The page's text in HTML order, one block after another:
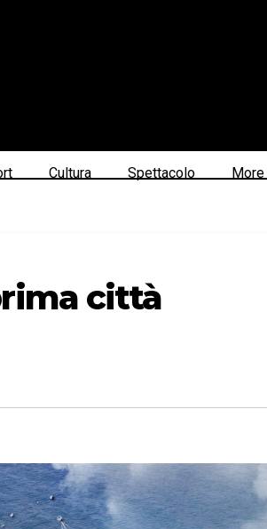
Cultura Spettacolo More
città